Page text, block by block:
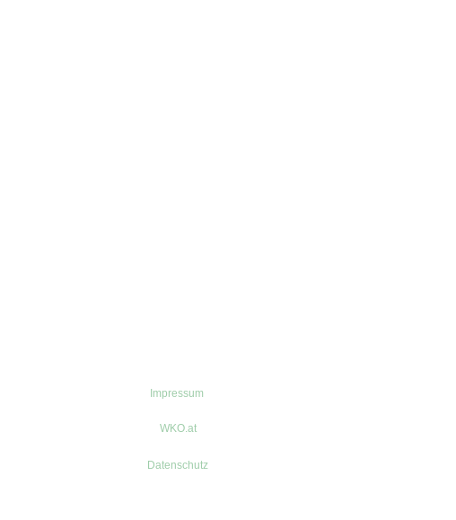
Impressum
WKO.at
Datenschutz